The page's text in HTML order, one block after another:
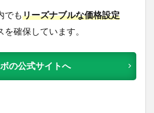
でもリーズナブルな価格設定
確保しています。
の公式サイトへ